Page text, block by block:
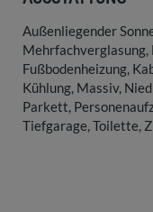
Außenliegender
Mehrfachverglasung
Fußbodenheizung
Kühlung Massiv
Parkett
Tiefgarage Toilette